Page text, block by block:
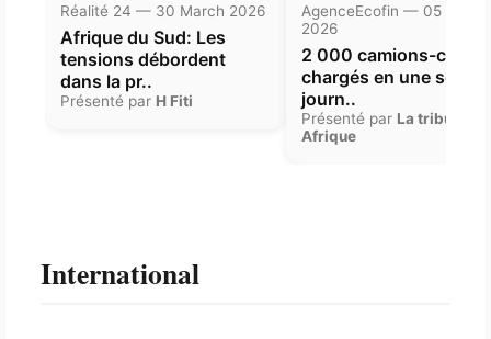
Réalité 24 — 30 March 2026
Afrique du Sud: Les
tensions débordent
dans la pr..
Présenté par H Fiti
AgenceEcofin — 05
2026
2 000 camions-
chargés en une seule
journ..
Présenté par La tribune
Afrique
International